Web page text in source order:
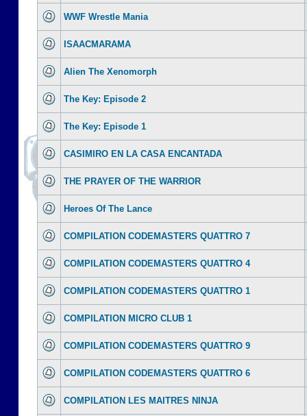
WWF Wrestle Mania
ISAACMARAMA
Alien The Xenomorph
The Key: Episode 2
The Key: Episode 1
CASIMIRO EN LA CASA ENCANTADA
THE PRAYER OF THE WARRIOR
Heroes Of The Lance
COMPILATION CODEMASTERS QUATTRO 7
COMPILATION CODEMASTERS QUATTRO 4
COMPILATION CODEMASTERS QUATTRO 1
COMPILATION MICRO CLUB 1
COMPILATION CODEMASTERS QUATTRO 9
COMPILATION CODEMASTERS QUATTRO 6
COMPILATION LES MAITRES NINJA